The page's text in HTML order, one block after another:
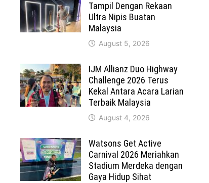
Tampil Dengan Rekaan
Ultra Nipis Buatan
Malaysia
August 5, 2026
IJM Allianz Duo Highway
Challenge 2026 Terus
Kekal Antara Acara Larian
Terbaik Malaysia
August 4, 2026
Watsons Get Active
Carnival 2026 Meriahkan
Stadium Merdeka dengan
Gaya Hidup Sihat